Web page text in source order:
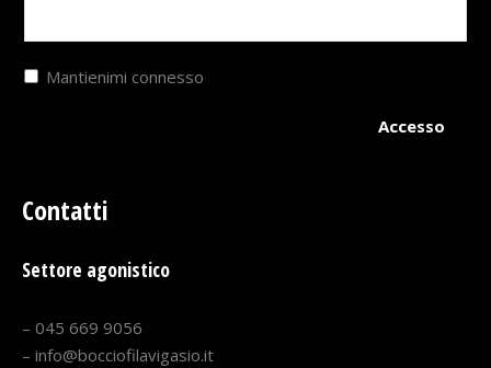
Mantienimi connesso
Accesso
Contatti
Settore agonistico
– 045 669 9056
– info@bocciofilavigasio.it